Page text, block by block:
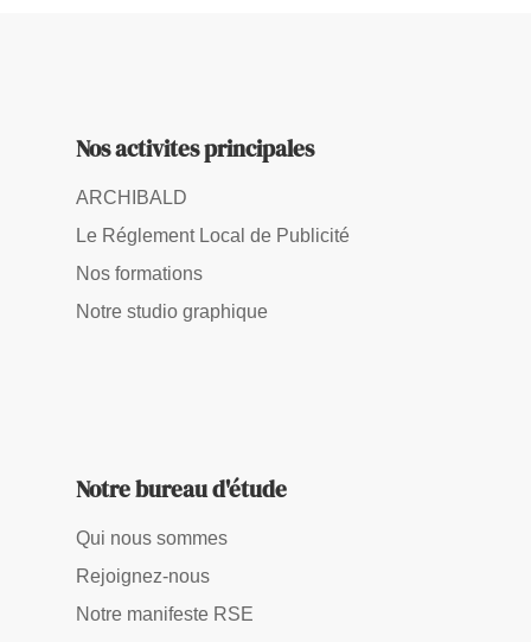
Nos activites principales
ARCHIBALD
Le Réglement Local de Publicité
Nos formations
Notre studio graphique
Notre bureau d'étude
Qui nous sommes
Rejoignez-nous
Notre manifeste RSE